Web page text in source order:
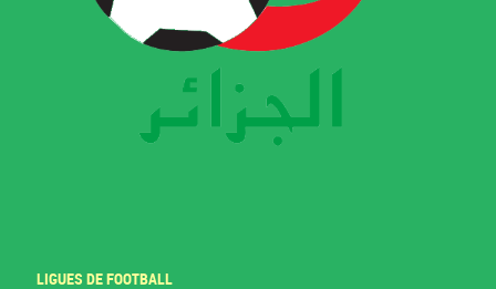
LIGUES DE FOOTBALL